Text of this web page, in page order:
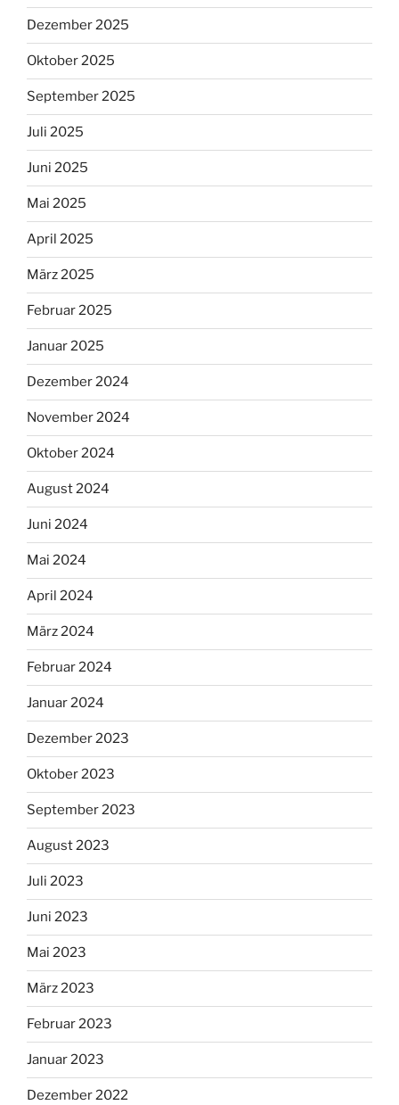
Dezember 2025
Oktober 2025
September 2025
Juli 2025
Juni 2025
Mai 2025
April 2025
März 2025
Februar 2025
Januar 2025
Dezember 2024
November 2024
Oktober 2024
August 2024
Juni 2024
Mai 2024
April 2024
März 2024
Februar 2024
Januar 2024
Dezember 2023
Oktober 2023
September 2023
August 2023
Juli 2023
Juni 2023
Mai 2023
März 2023
Februar 2023
Januar 2023
Dezember 2022